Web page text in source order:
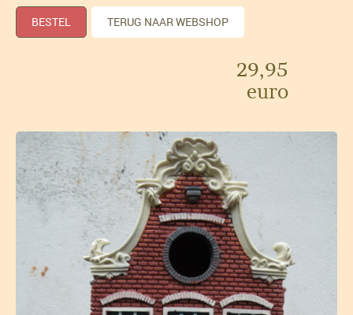
BESTEL TERUG NAAR WEBSHOP
29,95
euro